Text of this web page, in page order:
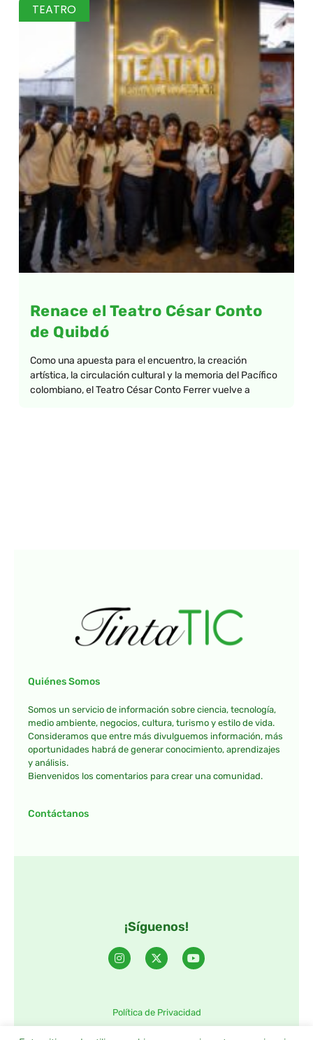
TEATRO
Renace el Teatro César Conto
de Quibdó
Como una apuesta para el encuentro, la creación
artística, la circulación cultural y la memoria del Pacífico
colombiano, el Teatro César Conto Ferrer vuelve a
Quiénes Somos
Somos un servicio de información sobre ciencia, tecnología,
medio ambiente, negocios, cultura, turismo y estilo de vida.
Consideramos que entre más divulguemos información, más
oportunidades habrá de generar conocimiento, aprendizajes
y análisis.
Bienvenidos los comentarios para crear una comunidad.
Contáctanos
¡Síguenos!
Política de Privacidad